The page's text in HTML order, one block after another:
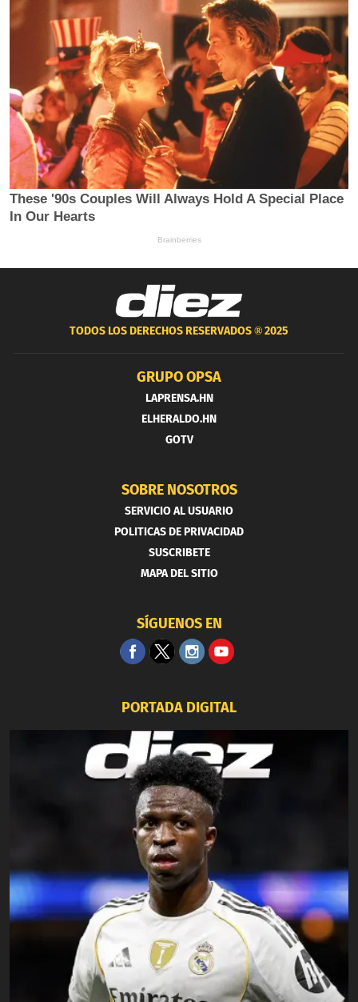
TODOS LOS DERECHOS RESERVADOS ®2025
GRUPO OPSA
LAPRENSA.HN
ELHERALDO.HN
GOTV
SOBRE NOSOTROS
SERVICIO AL USUARIO
POLITICAS DE PRIVACIDAD
SUSCRIBETE
MAPA DEL SITIO
SÍGUENOS EN
PORTADA DIGITAL